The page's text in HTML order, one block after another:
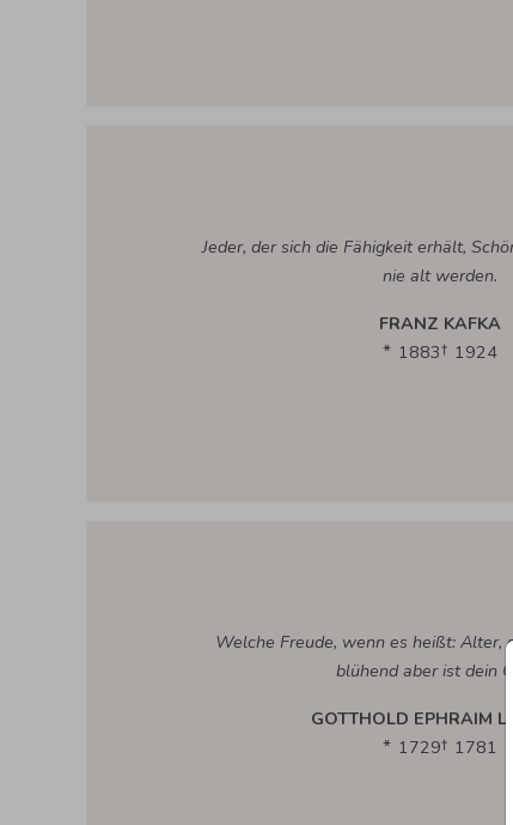
Jeder, der sich die Fähigkeit erhält,
nie alt werden.
FRANZ KAFKA
1883
1924
Welche Freude, wenn es heißt: Alter,
blühend aber ist dein
GOTTHOLD EPHRAIM
1729
1781